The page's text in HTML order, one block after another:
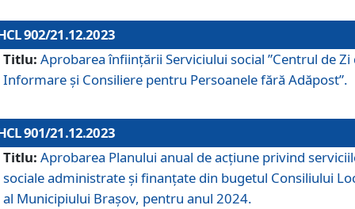
902/21.12.2023
Titlu: Aprobarea înființării Serviciului social ”Centrul de Zi
Informare și Consiliere pentru Persoanele fără Adăpost”.
901/21.12.2023
Titlu: Aprobarea Planului anual de acțiune privind
sociale administrate și finanțate din bugetul Consiliului
al Municipiului Brașov, pentru anul 2024.